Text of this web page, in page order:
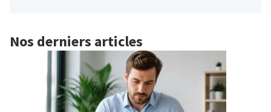
Nos derniers articles